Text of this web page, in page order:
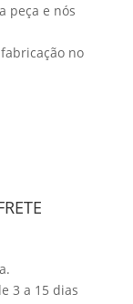
peça e nós
no
3 a 15 dias